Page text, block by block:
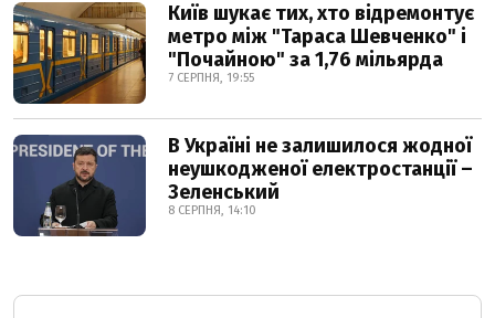
Київ шукає тих, хто відремонтує
метро між "Тараса Шевченко" і
"Почайною" за 1,76 мільярда
7 СЕРПНЯ, 19:55
В Україні не залишилося жодної
неушкодженої електростанції –
Зеленський
8 СЕРПНЯ, 14:10